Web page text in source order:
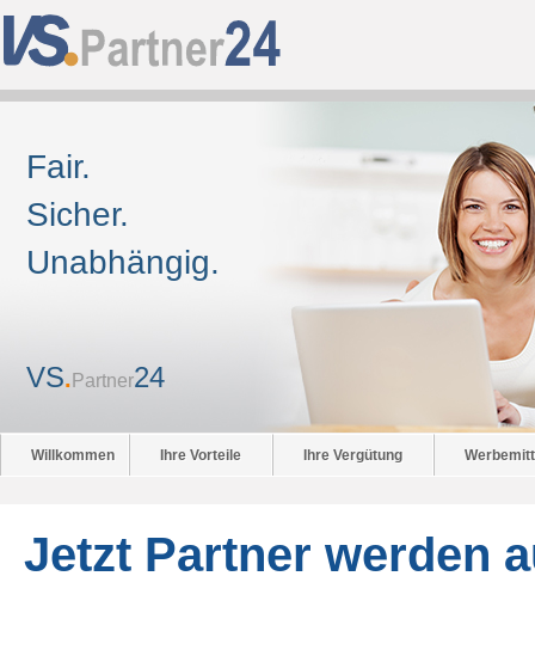
Fair.
Sicher.
Unabhängig.
VS. Partner24
Willkommen Ihre Vorteile Ihre Vergütung
Jetzt Partner werden